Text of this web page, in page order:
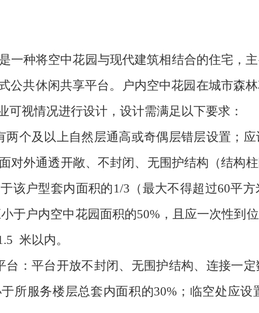
一种将空中花园与现代建筑相结合的住宅，
公共休闲共享平台。户内空中花园在城市森
可视情况进行设计，设计需满足以下要求：
两个及以上自然层通高或奇偶层错层设置；
对外通透开敞、不封闭、无围护结构（结构
该户型套内面积的1/3 （最大不得超过60平方
于户内空中花园面积的50% ，且应一次性到
米以内。
台：平台开放不封闭、无围护结构、连接一
所服务楼层总套内面积的30% ；临空处应